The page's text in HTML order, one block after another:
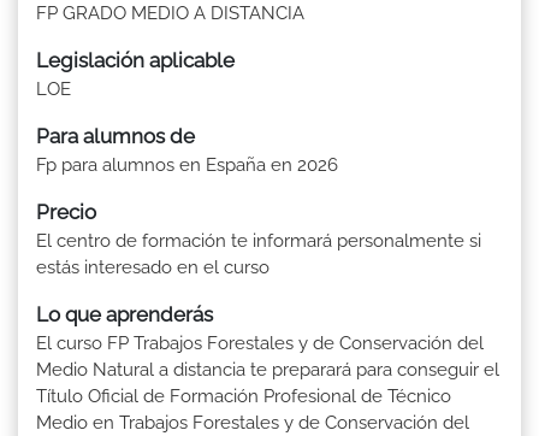
FP GRADO MEDIO A DISTANCIA
Legislación aplicable
LOE
Para alumnos de
Fp para alumnos en España en 2026
Precio
El centro de formación te informará personalmente si
estás interesado en el curso
Lo que aprenderás
El curso FP Trabajos Forestales y de Conservación del
Medio Natural a distancia te preparará para conseguir el
Título Oficial de Formación Profesional de Técnico
Medio en Trabajos Forestales y de Conservación del